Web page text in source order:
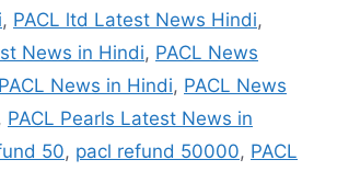
, PACL ltd Latest News Hindi,
News in Hindi, PACL News
PACL News in Hindi, PACL News
PACL Pearls Latest News in
50, pacl refund 50000, PACL